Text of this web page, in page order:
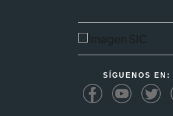
SÍGUENOS EN: